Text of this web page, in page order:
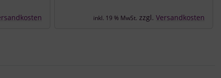
inkl. 19 % MwSt. zzgl. Versandkosten